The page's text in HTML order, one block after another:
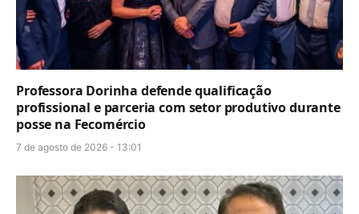
Professora Dorinha defende qualificação
profissional e parceria com setor produtivo durante
posse na Fecomércio
7 de agosto de 2026 - 13:01